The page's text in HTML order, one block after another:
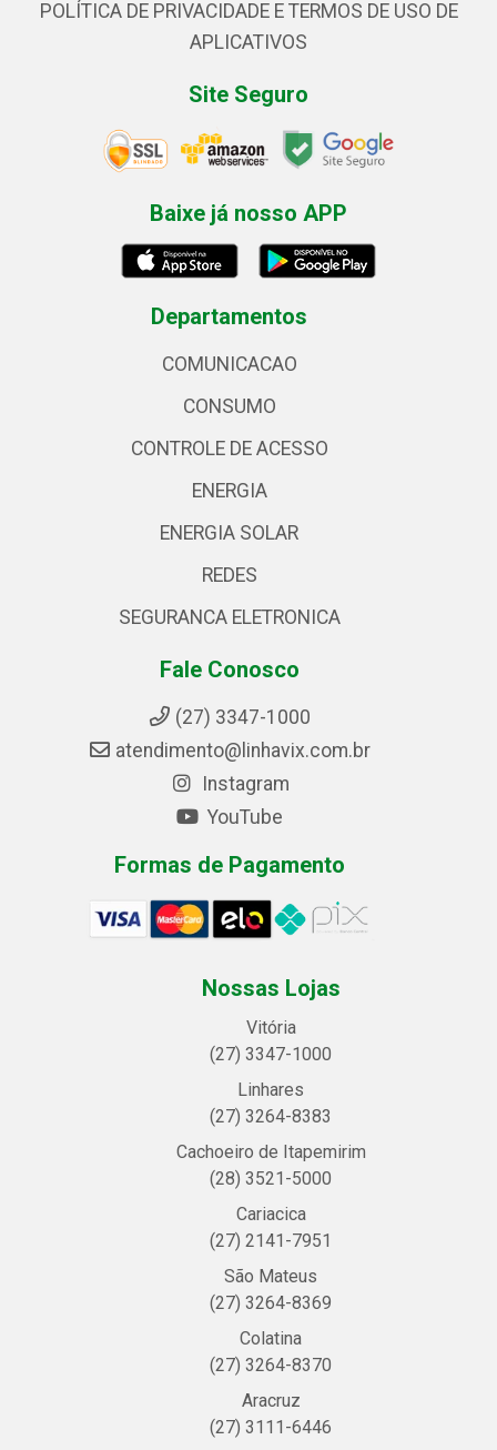
POLÍTICA DE PRIVACIDADE E TERMOS DE USO DE
APLICATIVOS
Site Seguro
Baixe já nosso APP
Departamentos
COMUNICACAO
CONSUMO
CONTROLE DE ACESSO
ENERGIA
ENERGIA SOLAR
REDES
SEGURANCA ELETRONICA
Fale Conosco
(27) 3347-1000
atendimento@linhavix.com.br
Instagram
YouTube
Formas de Pagamento
Nossas Lojas
Vitória
(27) 3347-1000
Linhares
(27) 3264-8383
Cachoeiro de Itapemirim
(28) 3521-5000
Cariacica
(27) 2141-7951
São Mateus
(27) 3264-8369
Colatina
(27) 3264-8370
Aracruz
(27) 3111-6446